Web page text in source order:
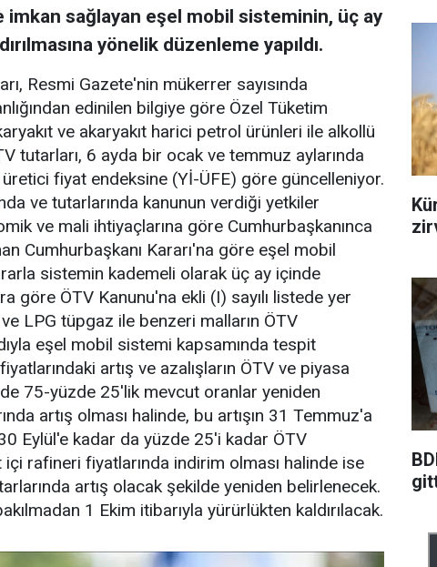
sağlayan eşel mobil sisteminin, üç ay
yönelik düzenleme yapıldı.
Resmi Gazete'nin mükerrer sayısında
edinilen bilgiye göre Özel Tüketim
ve akaryakıt harici petrol ürünleri ile alkollü
tutarları, 6 ayda bir ocak ve temmuz aylarında
fiyat endeksine (Yİ-ÜFE) göre güncelleniyor.
ve tutarlarında kanunun verdiği yetkiler
ve mali ihtiyaçlarına göre Cumhurbaşkanınca
Cumhurbaşkanı Kararı'na göre eşel mobil
sistemin kademeli olarak üç ay içinde
göre ÖTV Kanunu'na ekli (I) sayılı listede yer
LPG tüpgaz ile benzeri malların ÖTV
eşel mobil sistemi kapsamında tespit
artış ve azalışların ÖTV ve piyasa
75-yüzde 25'lik mevcut oranlar yeniden
artış olması halinde, bu artışın 31 Temmuz'a
Eylül'e kadar da yüzde 25'i kadar ÖTV
rafineri fiyatlarında indirim olması halinde ise
artış olacak şekilde yeniden belirlenecek.
1 Ekim itibarıyla yürürlükten kaldırılacak.